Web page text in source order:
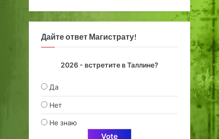
Дайте ответ Магистрату!
2026 - встретите в Таллине?
Да
Нет
Не знаю